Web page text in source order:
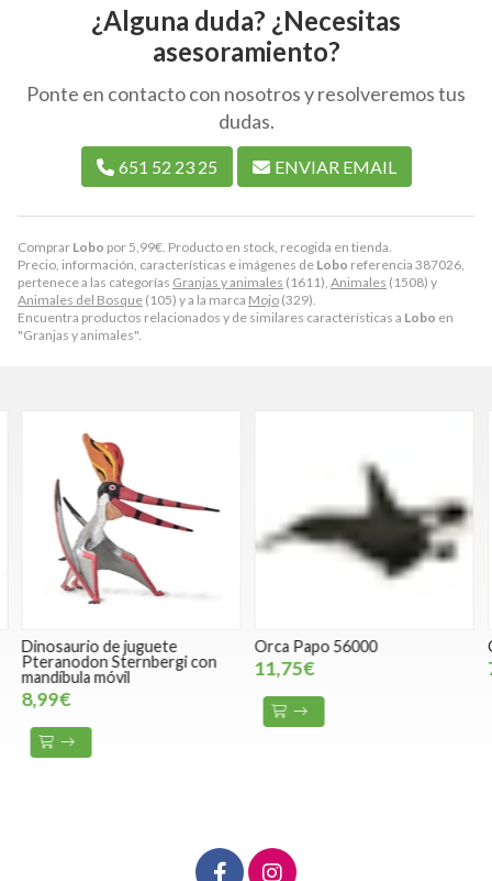
Comprar Lobo por 5,99€ . Producto en stock, recogida en tienda.
Precio, información, características e imágenes de Lobo referencia 387026,
pertenece a las categorías Granjas y animales (1611), Animales (1508) y
Animales del Bosque (105) y a la marca Mojo (329).
Encuentra productos relacionados y de similares características a Lobo en
"Granjas y animales".
¿Alguna duda? ¿Necesitas
asesoramiento?
Ponte en contacto con nosotros y resolveremos tus
dudas.
651 52 23 25 ENVIAR EMAIL
Dinosaurio de juguete
Pteranodon Sternbergi con
mandíbula móvil
8,99€
Orca Papo 56000
11,75€